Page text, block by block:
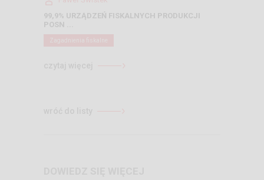
99,9% URZĄDZEŃ FISKALNYCH PRODUKCJI
POSN ...